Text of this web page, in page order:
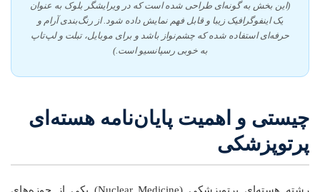
(این بخش به گونه‌ای طراحی شده است که در ویرایشگر بلوک به عنوان
یک اینفوگرافیک زیبا و قابل فهم نمایش داده شود. از رنگ‌بندی آرام و
حرفه‌ای استفاده شده که چشم‌نواز باشد و برای موبایل، تبلت و لپ‌تاپ
به خوبی رسپانسیو است.)
چیستی و اهمیت پایان‌نامه هسته‌ای
پرتوپزشکی
رشته هسته‌ای پرتوپزشکی (Nuclear Medicine) یکی از حوزه‌های